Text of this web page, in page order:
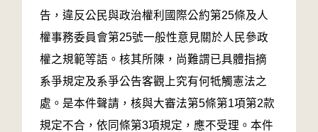
告，違反公民與政治權利國際公約第25條及人
權事務委員會第25號一般性意見關於人民參政
權之規範等語。核其所陳，尚難謂已具體指摘
系爭規定及系爭公告客觀上究有何牴觸憲法之
處。是本件聲請，核與大審法第5條第1項第2款
規定不合，依同條第3項規定，應不受理。本件